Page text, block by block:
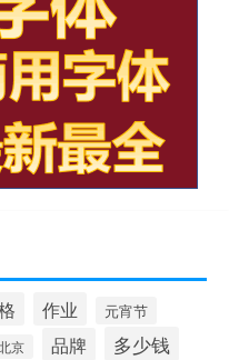
作业 元宵节
京 品牌 多少钱